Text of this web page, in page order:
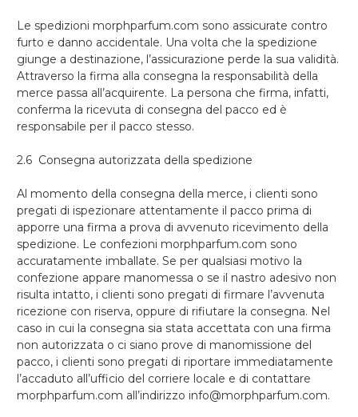
Le spedizioni morphparfum.com sono assicurate contro
furto e danno accidentale. Una volta che la spedizione
giunge a destinazione, l’assicurazione perde la sua validità.
Attraverso la firma alla consegna la responsabilità della
merce passa all’acquirente. La persona che firma, infatti,
conferma la ricevuta di consegna del pacco ed è
responsabile per il pacco stesso.
2.6 Consegna autorizzata della spedizione
Al momento della consegna della merce, i clienti sono
pregati di ispezionare attentamente il pacco prima di
apporre una firma a prova di avvenuto ricevimento della
spedizione. Le confezioni morphparfum.com sono
accuratamente imballate. Se per qualsiasi motivo la
confezione appare manomessa o se il nastro adesivo non
risulta intatto, i clienti sono pregati di firmare l’avvenuta
ricezione con riserva, oppure di rifiutare la consegna. Nel
caso in cui la consegna sia stata accettata con una firma
non autorizzata o ci siano prove di manomissione del
pacco, i clienti sono pregati di riportare immediatamente
l’accaduto all’ufficio del corriere locale e di contattare
morphparfum.com all’indirizzo info@morphparfum.com.